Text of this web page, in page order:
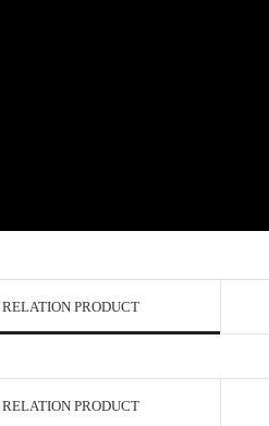
RELATION PRODUCT
RELATION PRODUCT